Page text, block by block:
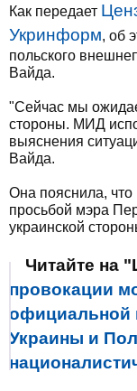
Как передает
Укринформ, об
польского
Вайда.
"Сейчас мы
стороны. МИД
выяснения
Вайда.
Она пояснила,
просьбой мэра
украинской
Читайте на
провокации
официальной
Украины и